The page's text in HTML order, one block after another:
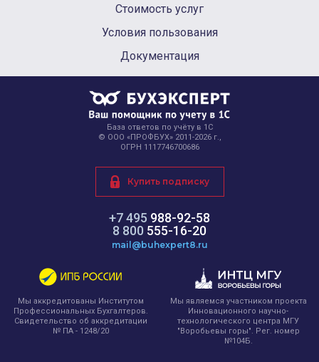
Стоимость услуг
Условия пользования
Документация
База ответов по учёту в 1С
© ООО «ПРОФБУХ» 2011-2026 г.,
ОГРН 1117746700686
+7 495 988-92-58
8 800 555-16-20
mail@buhexpert8.ru
Купить подписку
Мы аккредитованы Институтом
Профессиональных Бухгалтеров.
Свидетельство об аккредитации
№ ПА - 1248/20
Мы являемся участником проекта
Инновационного научно-
технологического центра МГУ
"Воробьевы горы". Рег. номер
№104Б.